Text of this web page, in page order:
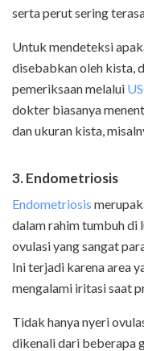
serta perut sering
Untuk mendeteksi
disebabkan oleh kista,
pemeriksaan melalui
dokter biasanya
dan ukuran kista,
3. Endometriosis
Endometriosis
dalam rahim tumbuh di
ovulasi yang sangat
Ini terjadi karena area
mengalami iritasi saat
Tidak hanya nyeri
dikenali dari beberapa